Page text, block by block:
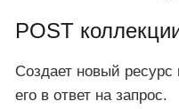
POST
Создает новый
его в ответ на запрос.